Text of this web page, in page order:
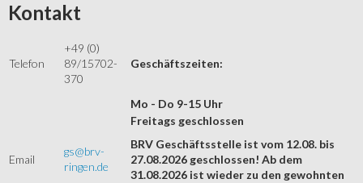
Kontakt
Telefon
+49 (0)
89/15702-
370
Geschäftszeiten:
Mo - Do 9-15 Uhr
Email
gs@brv-
ringen.de
Freitags geschlossen
BRV Geschäftsstelle ist vom 12.08. bis
27.08.2026 geschlossen! Ab dem
31.08.2026 ist wieder zu den gewohnten